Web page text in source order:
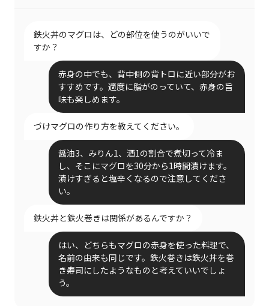
鉄火丼のマグロは、どの部位を使うのがいいで
すか？
赤身の中でも、背中側の背トロに近い部分がお
すすめです。適度に脂がのっていて、赤身の旨
味も楽しめます。
づけマグロの作り方を教えてください。
醤油3、みりん1、酒1の割合で煮切って冷ま
し、そこにマグロを30分から1時間漬けます。
漬けすぎると塩辛くなるので注意してくださ
い。
鉄火丼と鉄火巻きは関係があるんですか？
はい、どちらもマグロの赤身を使った料理で、
名前の由来も同じです。鉄火巻きは鉄火丼を巻
き寿司にしたようなものと考えていいでしょ
う。